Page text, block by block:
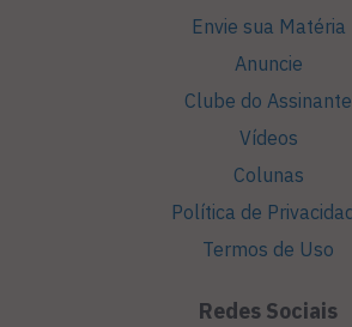
Envie sua Matéria
Anuncie
Clube do Assinante
Vídeos
Colunas
Política de
Termos de Uso
Redes Sociais